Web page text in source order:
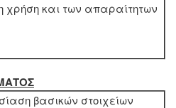
χρήση και των απαραίτητων
βασικών στοιχείων